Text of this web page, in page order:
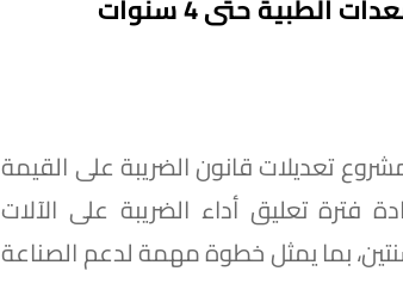
تعديلات قانون الضريبة على القيمة
فترة تعليق أداء الضريبة على الآلات
إلى 4 سنوات بدلًا من سنتين، بما يمثل خطوة مهمة لدعم الصناعة